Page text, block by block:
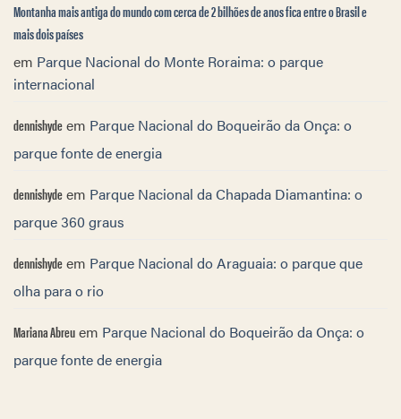
Montanha mais antiga do mundo com cerca de 2 bilhões de anos fica entre o Brasil e
mais dois países
em Parque Nacional do Monte Roraima: o parque
internacional
dennishydeem Parque Nacional do Boqueirão da Onça: o
parque fonte de energia
dennishydeem Parque Nacional da Chapada Diamantina: o
parque 360 graus
dennishydeem Parque Nacional do Araguaia: o parque que
olha para o rio
Mariana Abreuem Parque Nacional do Boqueirão da Onça: o
parque fonte de energia